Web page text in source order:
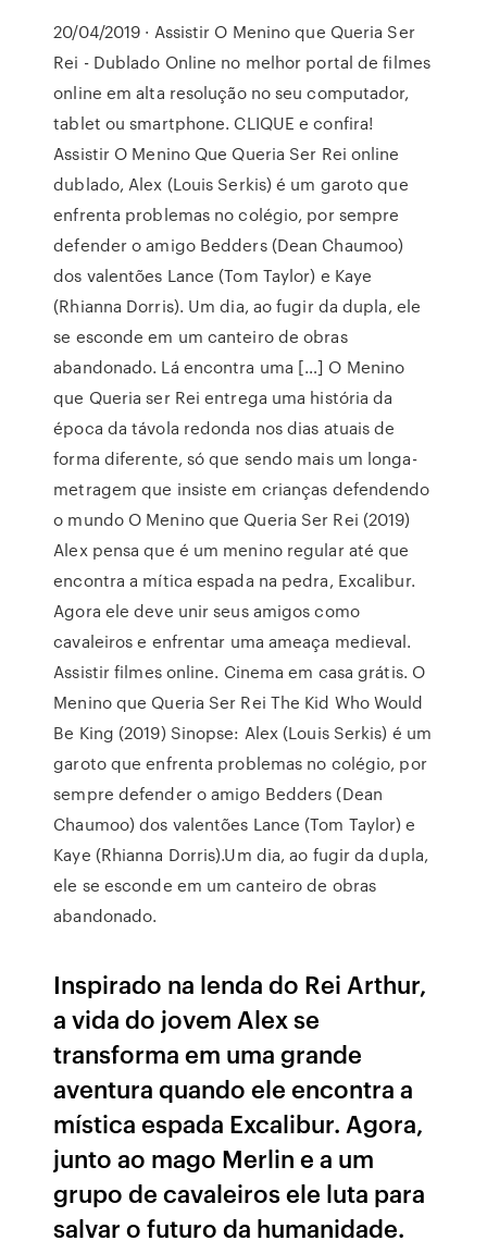
20/04/2019 · Assistir O Menino que Queria Ser
Rei - Dublado Online no melhor portal de filmes
online em alta resolução no seu computador,
tablet ou smartphone. CLIQUE e confira!
Assistir O Menino Que Queria Ser Rei online
dublado, Alex (Louis Serkis) é um garoto que
enfrenta problemas no colégio, por sempre
defender o amigo Bedders (Dean Chaumoo)
dos valentões Lance (Tom Taylor) e Kaye
(Rhianna Dorris). Um dia, ao fugir da dupla, ele
se esconde em um canteiro de obras
abandonado. Lá encontra uma […] O Menino
que Queria ser Rei entrega uma história da
época da távola redonda nos dias atuais de
forma diferente, só que sendo mais um longa-
metragem que insiste em crianças defendendo
o mundo O Menino que Queria Ser Rei (2019)
Alex pensa que é um menino regular até que
encontra a mítica espada na pedra, Excalibur.
Agora ele deve unir seus amigos como
cavaleiros e enfrentar uma ameaça medieval.
Assistir filmes online. Cinema em casa grátis. O
Menino que Queria Ser Rei The Kid Who Would
Be King (2019) Sinopse: Alex (Louis Serkis) é um
garoto que enfrenta problemas no colégio, por
sempre defender o amigo Bedders (Dean
Chaumoo) dos valentões Lance (Tom Taylor) e
Kaye (Rhianna Dorris).Um dia, ao fugir da dupla,
ele se esconde em um canteiro de obras
abandonado.
Inspirado na lenda do Rei Arthur,
a vida do jovem Alex se
transforma em uma grande
aventura quando ele encontra a
mística espada Excalibur. Agora,
junto ao mago Merlin e a um
grupo de cavaleiros ele luta para
salvar o futuro da humanidade.